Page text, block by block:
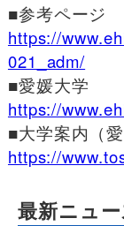
■参考ページ
https://
021_adm/
■愛媛大学
https://
■大学案内（愛
https://
最新ニュー